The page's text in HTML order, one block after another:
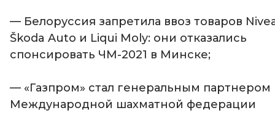
— Белоруссия запретила ввоз товаров
Škoda Auto и Liqui Moly: они отказались
спонсировать ЧМ-2021 в Минске;
— «Газпром» стал генеральным партнером
Международной шахматной федерации